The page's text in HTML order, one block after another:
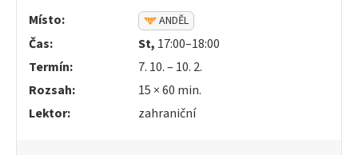
Místo: ANDĚL
Čas: St, 17:00–18:00
Termín:
7. 10. – 10. 2.
Rozsah:
15 ×60 min.
Lektor:
zahraniční